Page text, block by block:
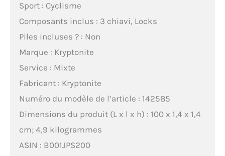
Sport : Cyclisme
Composants inclus : 3 chiavi, Locks
Piles incluses ? : Non
Marque : Kryptonite
Service : Mixte
Fabricant : Kryptonite
Numéro du modèle de l’article : 142585
Dimensions du produit (L x l x h) : 100 x 1,4 x 1,4
cm; 4,9 kilogrammes
ASIN : B001JPS200